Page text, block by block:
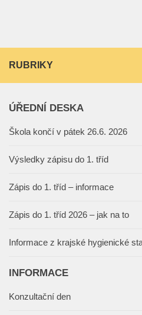
RUBRIKY
ÚŘEDNÍ DESKA
Škola končí v pátek 26.6. 2026
Výsledky zápisu do 1. tříd
Zápis do 1. tříd – informace
Zápis do 1. tříd 2026 – jak na to
Informace z krajské hygienické
INFORMACE
Konzultační den